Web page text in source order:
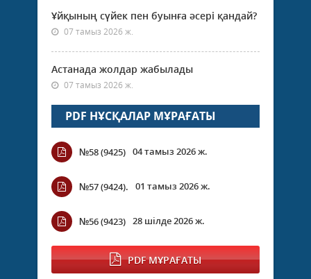
Ұйқының сүйек пен буынға әсері қандай?
07 тамыз 2026 ж.
Астанада жолдар жабылады
07 тамыз 2026 ж.
PDF НҰСҚАЛАР МҰРАҒАТЫ
№58 (9425) 04 тамыз 2026 ж.
№57 (9424). 01 тамыз 2026 ж.
№56 (9423) 28 шілде 2026 ж.
PDF МҰРАҒАТЫ